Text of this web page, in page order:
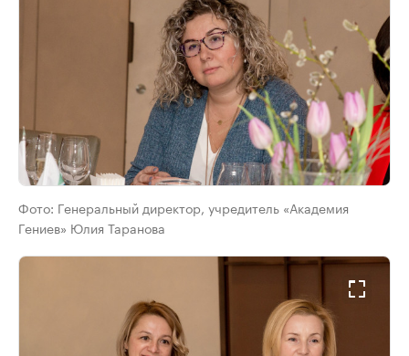
Фото: Генеральный директор, учредитель «Академия
Гениев» Юлия Таранова